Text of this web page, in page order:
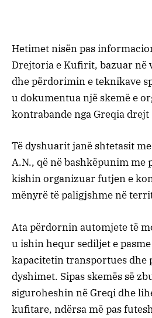
Hetimet nisën pas
Drejtoria e Kufirit, bazuar në
dhe përdorimin e teknikave
u dokumentua një skemë e
kontrabande nga Greqia drejt
Të dyshuarit janë shtetasit
A.N., që në bashkëpunim me
kishin organizuar futjen e
mënyrë të paligjshme në
Ata përdornin automjete të
u ishin hequr sediljet e
kapacitetin transportues dhe
dyshimet. Sipas skemës së
siguroheshin në Greqi dhe
kufitare, ndërsa më pas